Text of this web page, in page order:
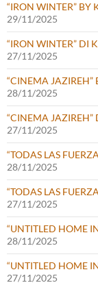
“IRON WINTER” BY
29/11/2025
“IRON WINTER” DI
27/11/2025
“CINEMA JAZIREH”
28/11/2025
“CINEMA JAZIREH”
27/11/2025
“TODAS LAS
28/11/2025
“TODAS LAS
27/11/2025
“UNTITLED HOME
28/11/2025
“UNTITLED HOME
27/11/2025